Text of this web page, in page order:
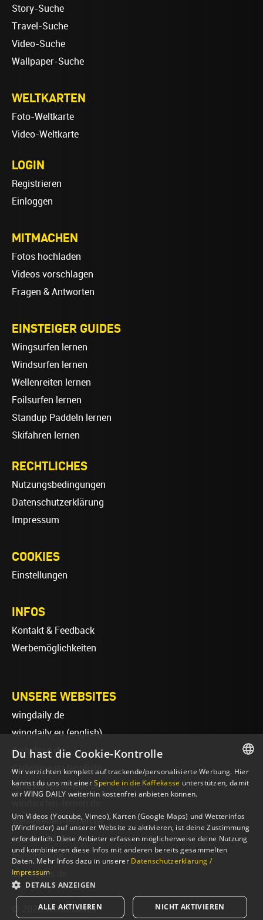
Story-Suche
Travel-Suche
Video-Suche
Wallpaper-Suche
WELTKARTEN
Foto-Weltkarte
Video-Weltkarte
LOGIN
Registrieren
Einloggen
MITMACHEN
Fotos hochladen
Videos vorschlagen
Fragen & Antworten
EINSTEIGER GUIDES
Wingsurfen lernen
Windsurfen lernen
Wellenreiten lernen
Foilsurfen lernen
Standup Paddeln lernen
Skifahren lernen
RECHTLICHES
Nutzungsbedingungen
Datenschutzerklärung
Impressum
COOKIES
Einstellungen
INFOS
Kontakt & Feedback
Werbemöglichkeiten
UNSERE WEBSITES
wingdaily.de
wingdaily.eu(english)
dailydose.de
dailydose.eu (english)
wingsurfen-lernen.de
wellenreiten-lernen.de
sup-basics.de
foilsurfen.de
ski-basics.de
© 2026 WING DAILY
GERMAN
Du hast die Cookie-Kontrolle
Wir verzichten komplett auf trackende/personalisierte Werbung. Hier
kannst du uns mit einerSpende in die Kaffekasse unterstützen, damit
wir WING DAILY weiterhin kostenfrei anbieten können.
Um Videos (Youtube, Vimeo), Karten (Google Maps) und Wetterinfos
(Windfinder) auf unserer Website zu aktivieren, ist deine Zustimmung
erforderlich. Diese Anbieter erfassen möglicherweise deine Nutzung
und kombinieren diese Infos mit anderen bereits gesammelten
Daten. Mehr Infos dazu in unserer Datenschutzerklärung /
Impressum
DETAILS ANZEIGEN
ALLE AKTIVIEREN NICHT AKTIVIEREN